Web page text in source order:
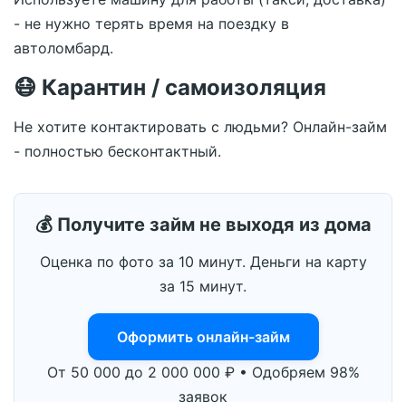
- не нужно терять время на поездку в
автоломбард.
😷 Карантин / самоизоляция
Не хотите контактировать с людьми? Онлайн-займ
- полностью бесконтактный.
💰 Получите займ не выходя из дома
Оценка по фото за 10 минут. Деньги на карту
за 15 минут.
Оформить онлайн-займ
От 50 000 до 2 000 000 ₽ • Одобряем 98%
заявок